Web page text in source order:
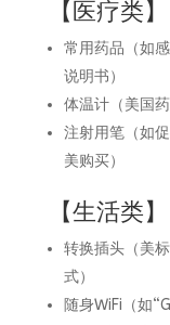
【医疗类】
常用药品（如
说明书）
体温计（美国
注射用笔（如
美购买）
【生活类】
转换插头（美
式）
随身WiFi（如